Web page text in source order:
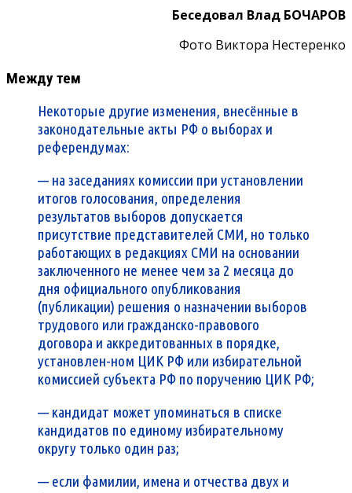
Беседовал Влад БОЧАРОВ
Фото Виктора Нестеренко
Между тем
Некоторые другие изменения, внесённые в
законодательные акты РФ о выборах и
референдумах:
— на заседаниях комиссии при установлении
итогов голосования, определения
результатов выборов допускается
присутствие представителей СМИ, но только
работающих в редакциях СМИ на основании
заключенного не менее чем за 2 месяца до
дня официального опубликования
(публикации) решения о назначении выборов
трудового или гражданско-правового
договора и аккредитованных в порядке,
установлен-ном ЦИК РФ или избирательной
комиссией субъекта РФ по поручению ЦИК РФ;
— кандидат может упоминаться в списке
кандидатов по единому избирательному
округу только один раз;
— если фамилии, имена и отчества двух и